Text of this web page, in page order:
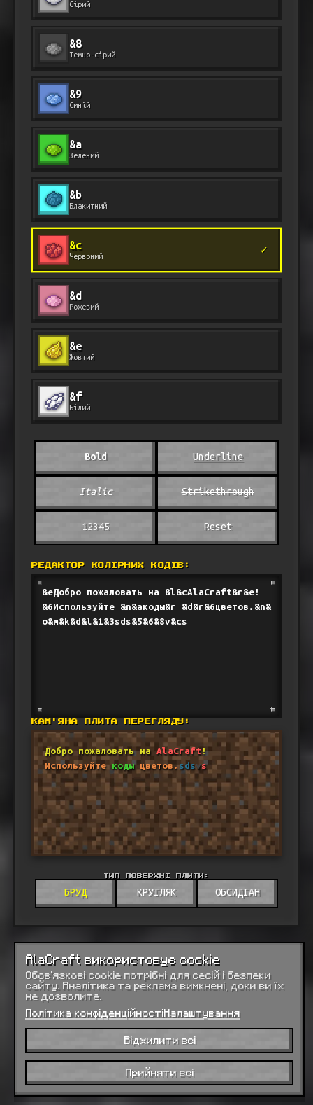
Сірий
&8
Темно-сірий
&9
Синій
&a
Зелений
&b
Блакитний
&c
Червоний
✓
&d
Рожевий
&e
Жовтий
&f
Білий
Bold Underline
Italic Strikethrough
12345 Reset
РЕДАКТОР КОЛІРНИХ КОДІВ:
КАМ'ЯНА ПЛИТА ПЕРЕГЛЯДУ:
Добро пожаловать на AlaCraft !
Используйте коды цветов.sdsvs
ТИП ПОВЕРХНІ ПЛИТИ:
БРУД КРУГЛЯК ОБСИДІАН
AlaCraft використовує cookie
Обов’язкові cookie потрібні для сесій і безпеки
сайту. Аналітика та реклама вимкнені, доки ви їх
не дозволите.
Політика конфіденційностіНалаштування
Відхилити всі
Прийняти всі